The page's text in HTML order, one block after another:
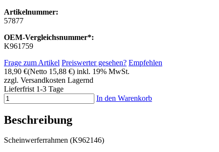
Artikelnummer:
57877
OEM-Vergleichsnummer*:
K961759
Frage zum Artikel Preiswerter gesehen? Empfehlen
18,90 €(Netto 15,88 €) inkl. 19% MwSt.
zzgl. Versandkosten Lagernd
Lieferfrist 1-3 Tage
In den Warenkorb
Beschreibung
Scheinwerferrahmen (K962146)